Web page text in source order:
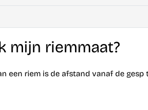
mijn riemmaat?
een riem is de afstand vanaf de